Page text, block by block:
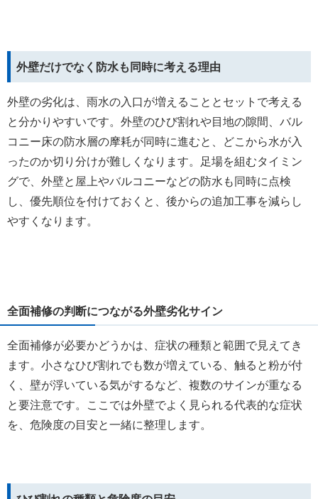
外壁だけでなく防水も同時に考える理由
外壁の劣化は、雨水の入口が増えることとセットで考える
と分かりやすいです。外壁のひび割れや目地の隙間、バル
コニー床の防水層の摩耗が同時に進むと、どこから水が入
ったのか切り分けが難しくなります。足場を組むタイミン
グで、外壁と屋上やバルコニーなどの防水も同時に点検
し、優先順位を付けておくと、後からの追加工事を減らし
やすくなります。
全面補修の判断につながる外壁劣化サイン
全面補修が必要かどうかは、症状の種類と範囲で見えてき
ます。小さなひび割れでも数が増えている、触ると粉が付
く、壁が浮いている気がするなど、複数のサインが重なる
と要注意です。ここでは外壁でよく見られる代表的な症状
を、危険度の目安と一緒に整理します。